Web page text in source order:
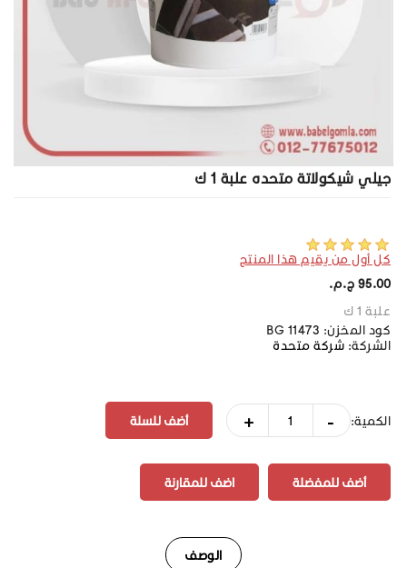
جيلي شيكولاتة متحده علبة 1 ك
كل أول من يقيم هذا المنتج
95.00 ج.م.‏
علبة 1 ك
كود المخزن: BG 11473
الشركة: شركة متحدة
الكمية: -
+
أضف للمفضلة اضف للمقارنة
الوصف